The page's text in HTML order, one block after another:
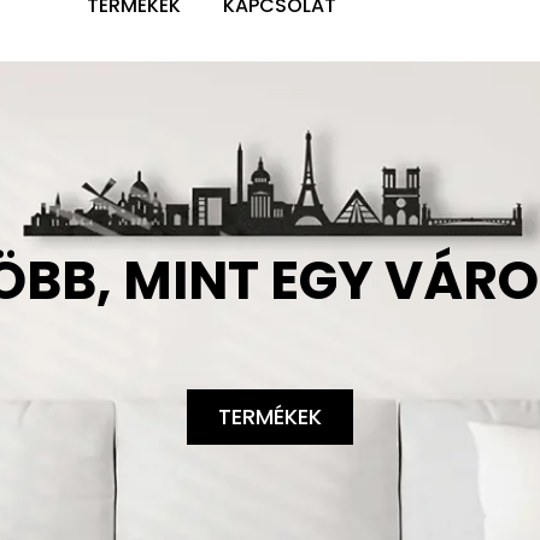
MINT EGY
TERMÉKEK